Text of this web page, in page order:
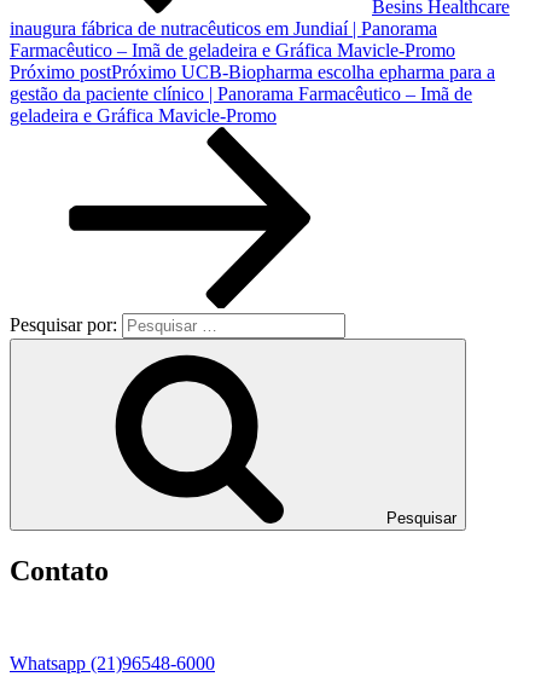
Besins Healthcare
inaugura fábrica de nutracêuticos em Jundiaí | Panorama
Farmacêutico – Imã de geladeira e Gráfica Mavicle-Promo
Próximo postPróximo UCB-Biopharma escolha epharma para a
gestão da paciente clínico | Panorama Farmacêutico – Imã de
geladeira e Gráfica Mavicle-Promo
Pesquisar por:
Pesquisar
Contato
Whatsapp (21)96548-6000